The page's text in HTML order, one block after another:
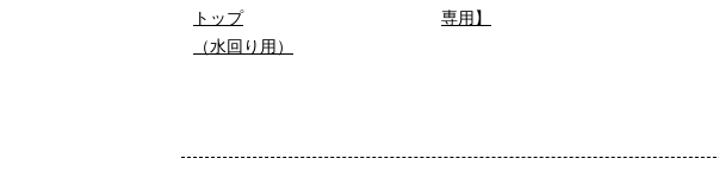
トップ
（水回り用）
専用】